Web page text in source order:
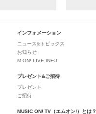
インフォメーション
ニュース&トピックス
お知らせ
M-ON! LIVE INFO!
プレゼント&ご招待
プレゼント
ご招待
MUSIC ON! TV（エムオン!）とは？